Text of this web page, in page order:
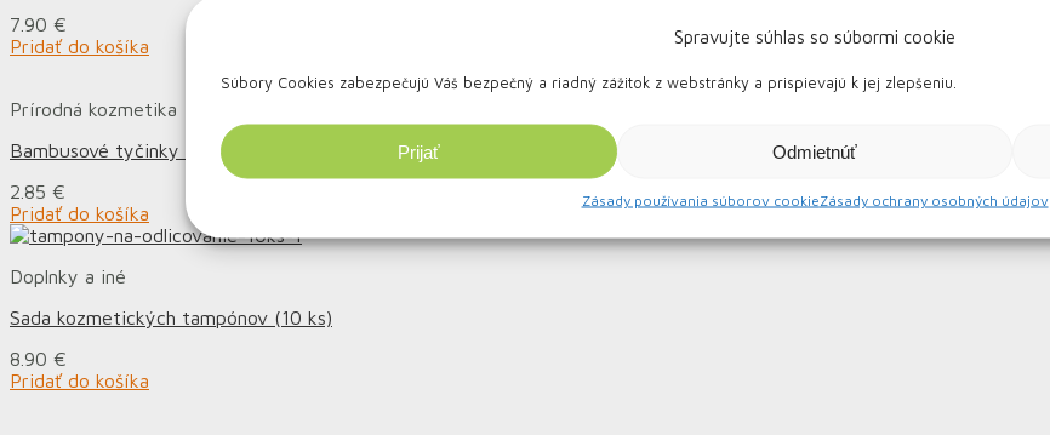
Spravujte súhlas so súbormi cookie
Súbory Cookies zabezpečujú Váš bezpečný a riadný zážitok z webstránky a prispievajú k jej zlepšeniu.
Prijať Odmietnúť
Zásady používania súborov cookieZásady ochrany osobných údajov
7.90 €
Pridať do košíka
Prírodná kozmetika
Bambusové tyčinky do uší | 200ks
2.85 €
Pridať do košíka
Doplnky a iné
Sada kozmetických tampónov (10 ks)
8.90 €
Pridať do košíka